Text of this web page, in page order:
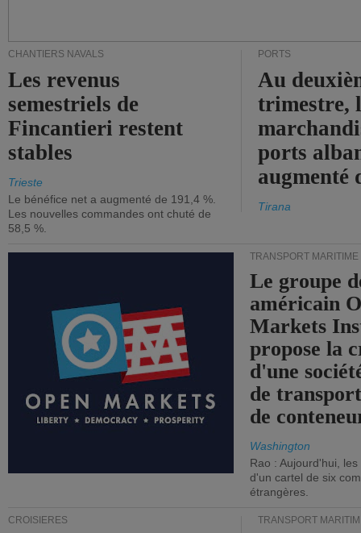
CHANTIERS NAVALS
Les revenus
semestriels de
Fincantieri restent
stables
Trieste
Le bénéfice net a augmenté de 191,4 %.
Les nouvelles commandes ont chuté de
58,5 %.
PORTS
Au
trimestre,
ports
augmenté
Tirana
TRANSPORT MARITIME
Le groupe
américain
Markets
propose la
d'une
de
de
Washington
Rao : Aujourd'hui,
d'un cartel de six
étrangères.
CROISIÈRES TRANSPORT